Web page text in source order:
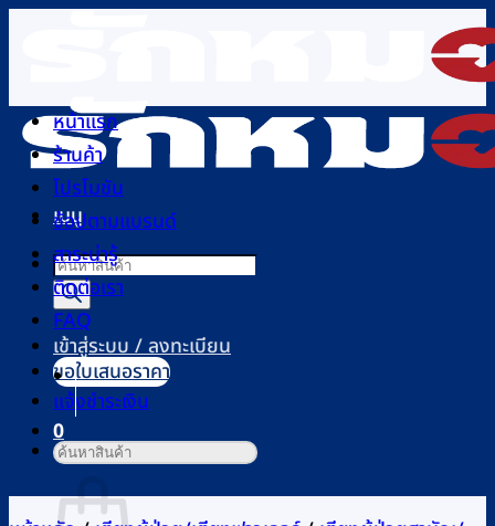
เนื้อหา
เมนู
Products
search
เข้าสู่ระบบ / ลงทะเบียน
0
ตะกร้าสินค้า
หน้าแรก
ร้านค้า
โปรโมชัน
ช้อปตามแบรนด์
สาระน่ารู้
ติดต่อเรา
FAQ
ขอใบเสนอราคา
แจ้งชำระเงิน
ค้นหา: